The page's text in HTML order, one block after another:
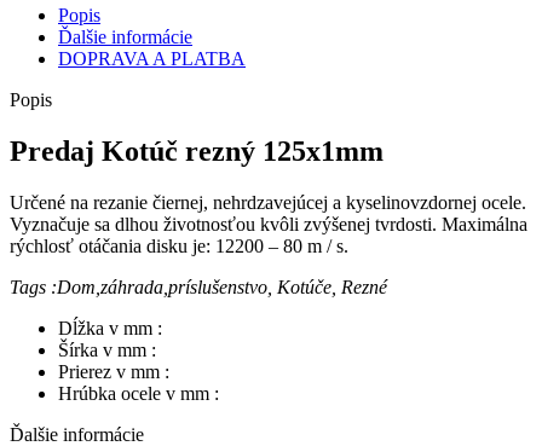
Popis
Ďalšie informácie
DOPRAVA A PLATBA
Popis
Predaj Kotúč rezný 125x1mm
Určené na rezanie čiernej, nehrdzavejúcej a kyselinovzdornej ocele.
Vyznačuje sa dlhou životnosťou kvôli zvýšenej tvrdosti. Maximálna
rýchlosť otáčania disku je: 12200 – 80 m / s.
Tags :Dom,záhrada,príslušenstvo, Kotúče, Rezné
Dĺžka v mm :
Šírka v mm :
Prierez v mm :
Hrúbka ocele v mm :
Ďalšie informácie